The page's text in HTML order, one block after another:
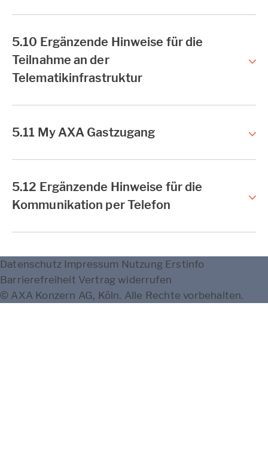
5.10 Ergänzende Hinweise für die
Teilnahme an der
Telematikinfrastruktur
5.11 My AXA Gastzugang
5.12 Ergänzende Hinweise für die
Kommunikation per Telefon
Datenschutz Impressum Nutzung Erstinfo
Barrierefreiheit Vertrag widerrufen
© AXA Konzern AG, Köln. Alle Rechte vorbehalten.